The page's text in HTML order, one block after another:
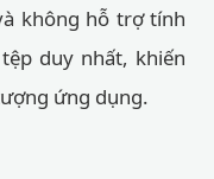
không hỗ trợ tính
duy nhất, khiến
ứng dụng.